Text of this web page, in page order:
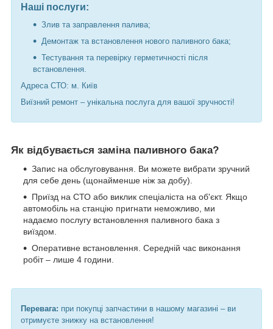
Наші послуги:
Злив та заправлення палива;
Демонтаж та встановлення нового паливного бака;
Тестування та перевірку герметичності після
встановлення.
Адреса СТО: м. Київ
Виїзний ремонт – унікальна послуга для вашої зручності!
Як відбувається заміна паливного бака?
Запис на обслуговування. Ви можете вибрати зручний
для себе день (щонайменше ніж за добу).
Приїзд на СТО або виклик спеціаліста на об'єкт. Якщо
автомобіль на станцію пригнати неможливо, ми
надаємо послугу встановлення паливного бака з
виїздом.
Оперативне встановлення. Середній час виконання
робіт – лише 4 години.
Перевага: при покупці запчастини в нашому магазині – ви
отримуєте знижку на встановлення!